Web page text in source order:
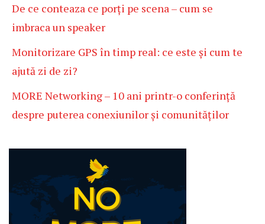
De ce conteaza ce porți pe scena – cum se
imbraca un speaker
Monitorizare GPS în timp real: ce este și cum te
ajută zi de zi?
MORE Networking – 10 ani printr-o conferință
despre puterea conexiunilor și comunităților